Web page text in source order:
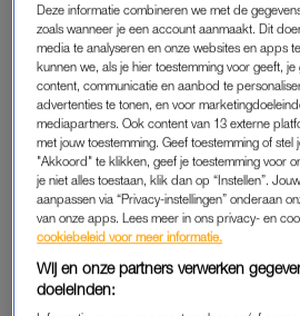
In hetzelfde weekend als DGTL
plaats, in het Brabantse Schijndel.
grote namen weten te strikken; van
Guus Meeuwis, en buitenlandse
Kooks. Dat kan niet anders dan weer
worden, met voor ieder wat wils.
18 – 20 april 2025, Schijndel
Delft Fringe Festival
Elk jaar speelt aanstormend talent
Delft Fringe Festival. En dat kunnen
cabaretiers tot kleinkunstenaars. Een
Deze informatie combineren we met de
zoals wanneer je een account aanmaakt. Dit
media te analyseren en onze websites en apps
kunnen we, als je hier toestemming voor geeft,
content, communicatie en aanbod te
advertenties te tonen, en voor
mediapartners. Ook content van 13 externe
met jouw toestemming. Geef toestemming of stel
"Akkoord" te klikken, geef je toestemming voor
je niet alles toestaan, klik dan op “Instellen”.
aanpassen via “Privacy-instellingen” onderaan
van onze apps. Lees meer in ons privacy- en
cookiebeleid voor meer informatie.
Wij en onze partners verwerken
doeleinden: